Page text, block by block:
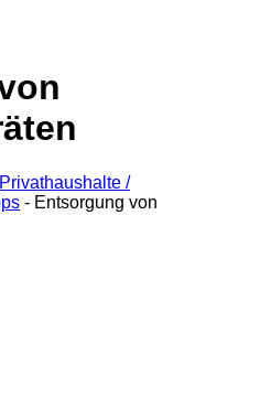
Privathaushalte /
- Entsorgung von